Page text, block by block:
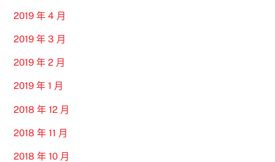
2019 年 4 月
2019 年 3 月
2019 年 2 月
2019 年 1 月
2018 年 12 月
2018 年 11 月
2018 年 10 月